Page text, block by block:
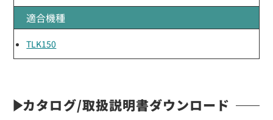
適合機種
TLK150
カタログ/取扱説明書ダウンロード